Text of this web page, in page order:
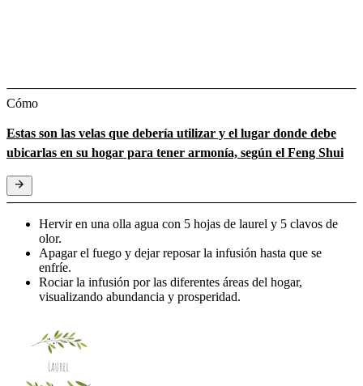
Cómo
Estas son las velas que debería utilizar y el lugar donde debe
ubicarlas en su hogar para tener armonía, según el Feng Shui
Hervir en una olla agua con 5 hojas de laurel y 5 clavos de
olor.
Apagar el fuego y dejar reposar la infusión hasta que se
enfríe.
Rociar la infusión por las diferentes áreas del hogar,
visualizando abundancia y prosperidad.